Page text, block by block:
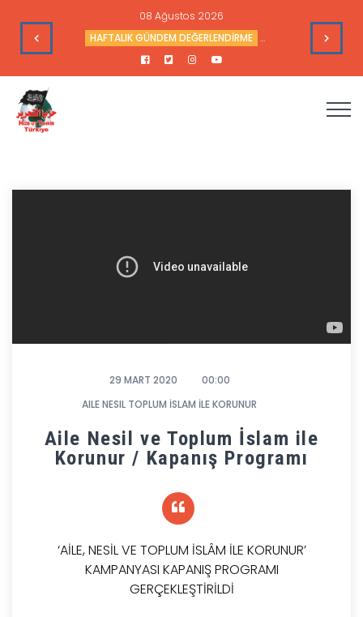
08 Ağustos 2026
Alaaddin Özdemir’in Vefatını Duyurur
HAFTALIK GÜNDEM DEĞERLENDİRME Haftalık
29 MART 2020
00:00
AILE NESIL TOPLUM İSLAM İLE KORUNUR
Aile Nesil ve Toplum İslam ile
Korunur / Kapanış Programı
‘AİLE, NESİL VE TOPLUM İSLÂM İLE KORUNUR’
KAMPANYASI KAPANIŞ PROGRAMI
GERÇEKLEŞTİRİLDİ